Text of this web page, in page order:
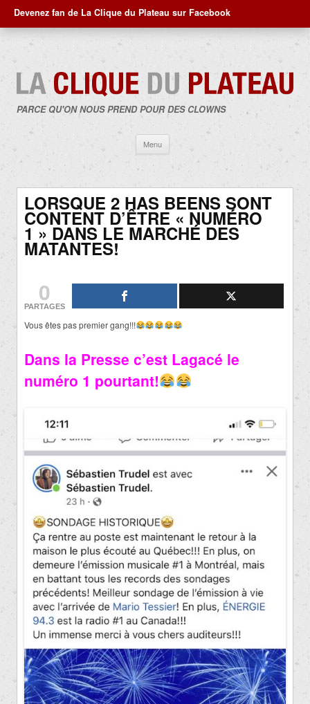
Devenez fan de La Clique du Plateau sur Facebook
PARCE QU'ON NOUS PREND POUR DES CLOWNS
Menu
contenu
LORSQUE 2 HAS BEENS SONT
CONTENT D’ÊTRE « NUMÉRO
1 » DANS LE MARCHÉ DES
MATANTES!
0
PARTAGES
Vous êtes pas premier gang!!!
Dans la Presse c’est Lagacé le
numéro 1 pourtant!